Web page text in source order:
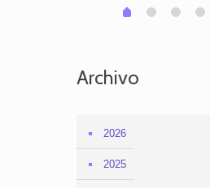
0 1 2 3
Archivo
2026
2025